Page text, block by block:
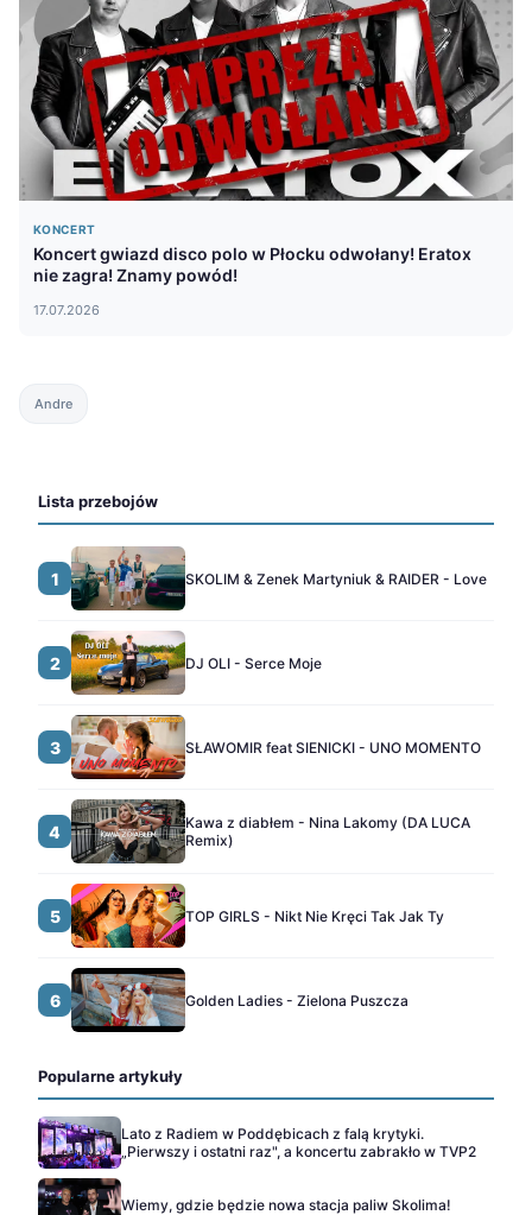
KONCERT
Koncert gwiazd disco polo w Płocku odwołany! Eratox
nie zagra! Znamy powód!
17.07.2026
Andre
Lista przebojów
1 SKOLIM & Zenek Martyniuk & RAIDER - Love
2 DJ OLI - Serce Moje
3 SŁAWOMIR feat SIENICKI - UNO MOMENTO
4
Kawa z diabłem - Nina Lakomy (DA LUCA
Remix)
5 TOP GIRLS - Nikt Nie Kręci Tak Jak Ty
6 Golden Ladies - Zielona Puszcza
Popularne artykuły
Lato z Radiem w Poddębicach z falą krytyki.
„Pierwszy i ostatni raz", a koncertu zabrakło w TVP2
Wiemy, gdzie będzie nowa stacja paliw Skolima!